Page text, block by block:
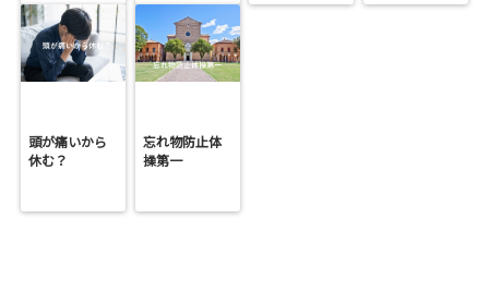
頭が痛いから
休む？
忘れ物防止体
操第一